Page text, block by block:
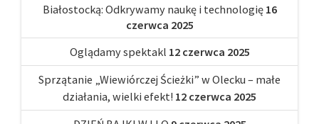
Białostocką: Odkrywamy naukę i technologię 16
czerwca 2025
Oglądamy spektakl 12 czerwca 2025
Sprzątanie „Wiewiórczej Ścieżki” w Olecku – małe
działania, wielki efekt! 12 czerwca 2025